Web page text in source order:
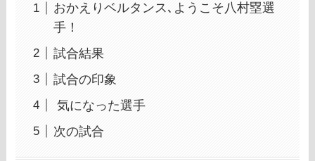
おかえりベルタンス､ようこそ八村塁選
手！
試合結果
試合の印象
気になった選手
次の試合